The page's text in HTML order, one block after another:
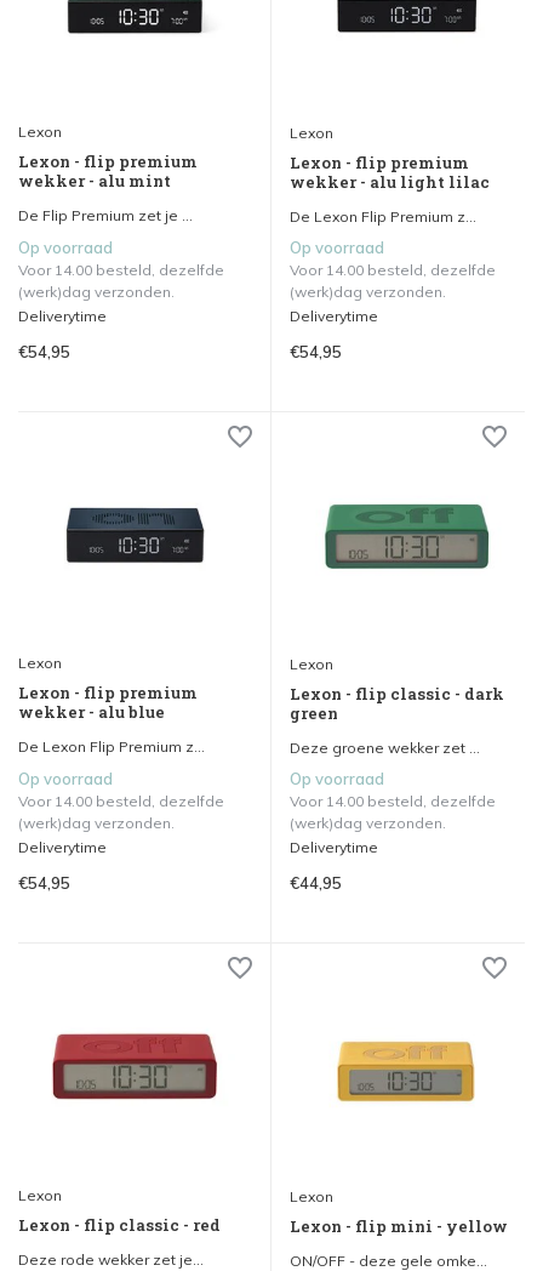
Lexon
Lexon - flip premium
wekker - alu mint
De Flip Premium zet je ...
Op voorraad
Voor 14.00 besteld, dezelfde
(werk)dag verzonden.
Deliverytime
€54,95
Lexon
Lexon - flip premium
wekker - alu light lilac
De Lexon Flip Premium z...
Op voorraad
Voor 14.00 besteld, dezelfde
(werk)dag verzonden.
Deliverytime
€54,95
Lexon
Lexon - flip premium
wekker - alu blue
De Lexon Flip Premium z...
Op voorraad
Voor 14.00 besteld, dezelfde
(werk)dag verzonden.
Deliverytime
€54,95
Lexon
Lexon - flip classic - dark
green
Deze groene wekker zet ...
Op voorraad
Voor 14.00 besteld, dezelfde
(werk)dag verzonden.
Deliverytime
€44,95
Lexon
Lexon - flip classic - red
Deze rode wekker zet je...
Lexon
Lexon - flip mini - yellow
ON/OFF - deze gele omke...